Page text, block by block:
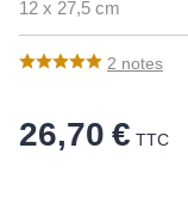
12 x 27,5 cm
2 notes
26,70 € TTC